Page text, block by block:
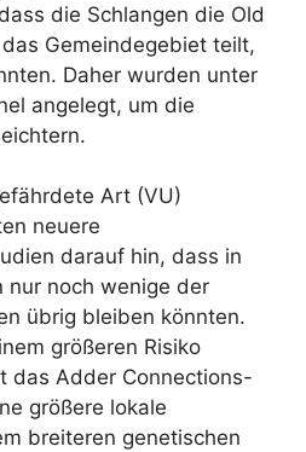
die Schlangen die Old
Gemeindegebiet teilt,
Daher wurden unter
angelegt, um die
Art (VU)
neuere
darauf hin, dass in
nur noch wenige der
übrig bleiben könnten.
größeren Risiko
das Adder Connections-
größere lokale
breiteren genetischen